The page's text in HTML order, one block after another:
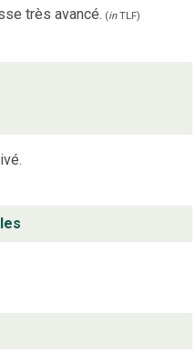
très avancé. (inTLF)